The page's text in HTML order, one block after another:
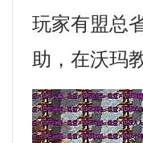
玩家有盟总
助，在沃玛